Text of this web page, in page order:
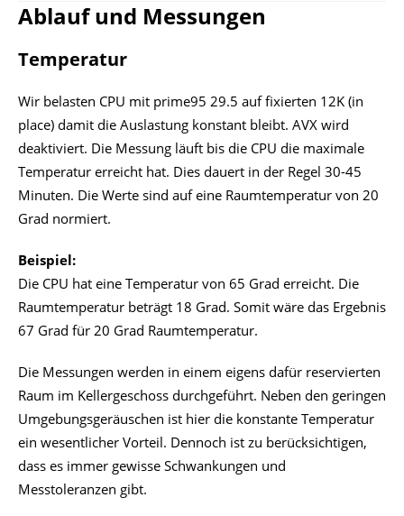
Ablauf und Messungen
Temperatur
Wir belasten CPU mit prime95 29.5 auf fixierten 12K (in
place) damit die Auslastung konstant bleibt. AVX wird
deaktiviert. Die Messung läuft bis die CPU die maximale
Temperatur erreicht hat. Dies dauert in der Regel 30-45
Minuten. Die Werte sind auf eine Raumtemperatur von 20
Grad normiert.
Beispiel:
Die CPU hat eine Temperatur von 65 Grad erreicht. Die
Raumtemperatur beträgt 18 Grad. Somit wäre das Ergebnis
67 Grad für 20 Grad Raumtemperatur.
Die Messungen werden in einem eigens dafür reservierten
Raum im Kellergeschoss durchgeführt. Neben den geringen
Umgebungsgeräuschen ist hier die konstante Temperatur
ein wesentlicher Vorteil. Dennoch ist zu berücksichtigen,
dass es immer gewisse Schwankungen und
Messtoleranzen gibt.